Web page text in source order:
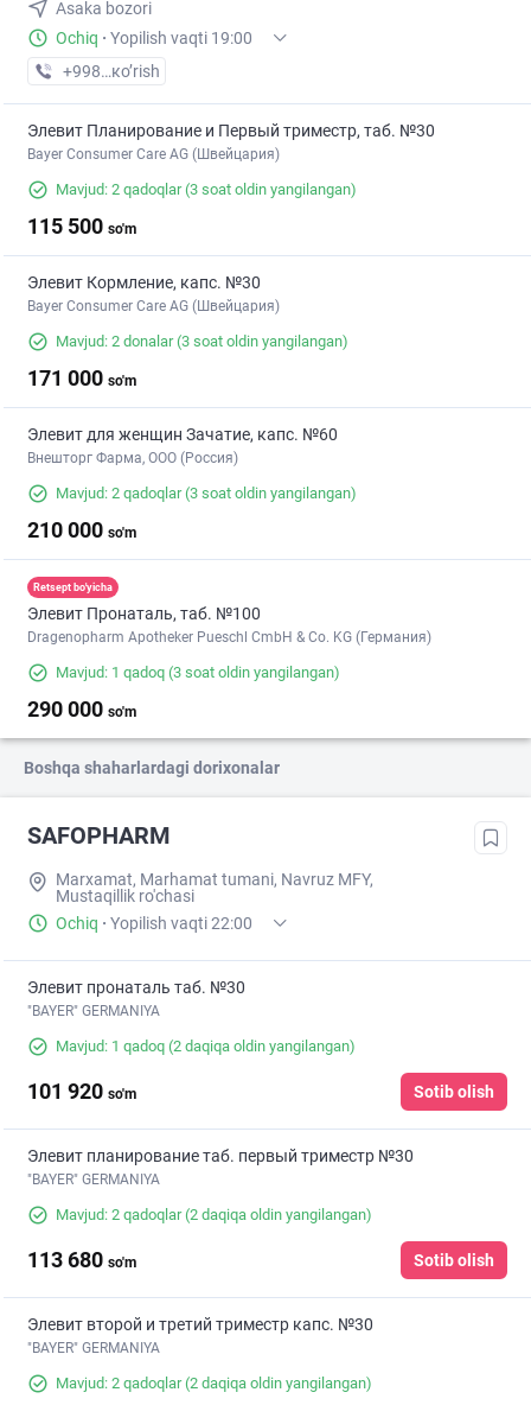
Asaka bozori
Ochiq · Yopilish vaqti 19:00
+998 (93) XXX-XX-XX
кo’rish
Элевит Планирование и Первый триместр, таб. №30
Bayer Consumer Care AG (Швейцария)
Mavjud: 2 qadoqlar(3 soat oldin yangilangan)
115 500 so'm
Элевит Кормление, капс. №30
Bayer Consumer Care AG (Швейцария)
Mavjud: 2 donalar(3 soat oldin yangilangan)
171 000 so'm
Элевит для женщин Зачатие, капс. №60
Внешторг Фарма, ООО (Россия)
Mavjud: 2 qadoqlar(3 soat oldin yangilangan)
210 000 so'm
Retsept bo'yicha
Элевит Пронаталь, таб. №100
Dragenopharm Apotheker Pueschl CmbH & Co. KG (Германия)
Mavjud: 1 qadoq (3 soat oldin yangilangan)
290 000 so'm
Boshqa shaharlardagi dorixonalar
SAFOPHARM
Marxamat, Marhamat tumani, Navruz MFY,
Mustaqillik ro'chasi
Ochiq · Yopilish vaqti 22:00
Элевит пронаталь таб. №30
"BAYER" GERMANIYA
Mavjud: 1 qadoq (2 daqiqa oldin yangilangan)
101 920 so'm Sotib olish
Элевит планирование таб. первый триместр №30
"BAYER" GERMANIYA
Mavjud: 2 qadoqlar(2 daqiqa oldin yangilangan)
113 680 so'm Sotib olish
Элевит второй и третий триместр капс. №30
"BAYER" GERMANIYA
Mavjud: 2 qadoqlar(2 daqiqa oldin yangilangan)